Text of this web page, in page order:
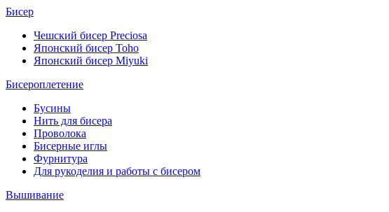
Бисер
Чешский бисер Preciosa
Японский бисер Toho
Японский бисер Miyuki
Бисероплетение
Бусины
Нить для бисера
Проволока
Бисерные иглы
Фурнитура
Для рукоделия и работы с бисером
Вышивание